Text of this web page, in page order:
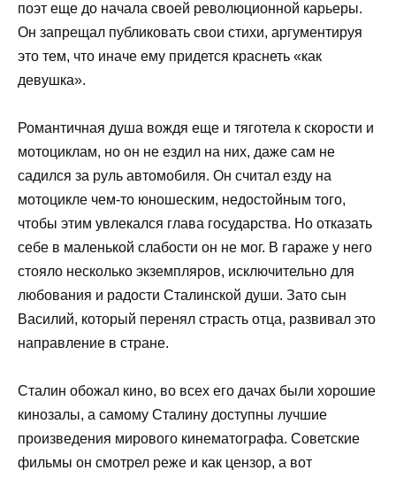
поэт еще до начала своей революционной карьеры.
Он запрещал публиковать свои стихи, аргументируя
это тем, что иначе ему придется краснеть «как
девушка».
Романтичная душа вождя еще и тяготела к скорости и
мотоциклам, но он не ездил на них, даже сам не
садился за руль автомобиля. Он считал езду на
мотоцикле чем-то юношеским, недостойным того,
чтобы этим увлекался глава государства. Но отказать
себе в маленькой слабости он не мог. В гараже у него
стояло несколько экземпляров, исключительно для
любования и радости Сталинской души. Зато сын
Василий, который перенял страсть отца, развивал это
направление в стране.
Сталин обожал кино, во всех его дачах были хорошие
кинозалы, а самому Сталину доступны лучшие
произведения мирового кинематографа. Советские
фильмы он смотрел реже и как цензор, а вот